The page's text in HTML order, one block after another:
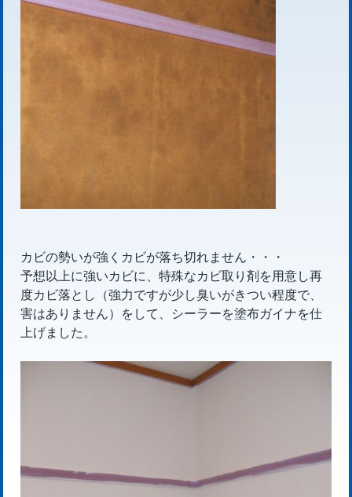
カビの勢いが強くカビが落ち切れません・・・
予想以上に強いカビに、特殊なカビ取り剤を用意し再
度カビ落とし（強力ですが少し臭いがきつい程度で、
害はありません）をして、シーラーを塗布ガイナを仕
上げました。